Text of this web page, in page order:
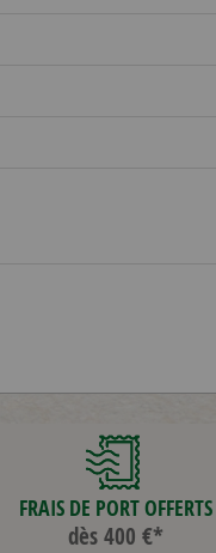
FRAIS DE PORT OFFERTS
dès 400 €*